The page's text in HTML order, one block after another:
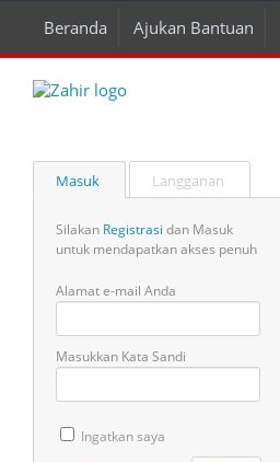
Beranda Ajukan Bantuan
Masuk Langganan
Silakan Registrasi dan Masuk
untuk mendapatkan akses penuh
Alamat e-mail Anda
Masukkan Kata Sandi
Ingatkan saya